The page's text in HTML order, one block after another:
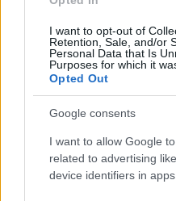
I want to opt-out of
Retention, Sale, and/or
Personal Data that Is
Purposes for which it
Opted Out
Google consents
I want to allow Google
related to advertising
device identifiers in apps.
intézményi növényültetési
növényültetésre, parkosításra
intézményeket. A pályázatok
ig nyújthatóak be.
HÍRLEVÉL